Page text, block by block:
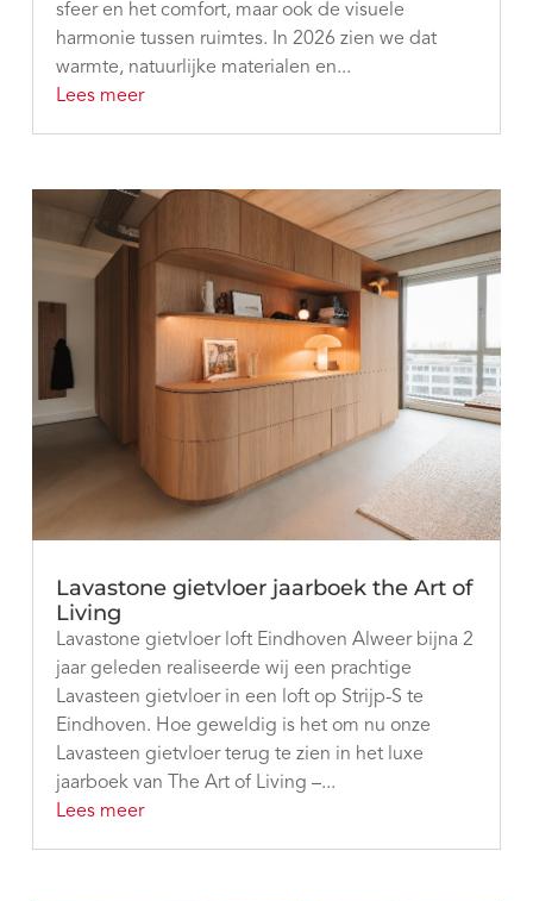
sfeer en het comfort, maar ook de visuele
harmonie tussen ruimtes. In 2026 zien we dat
warmte, natuurlijke materialen en...
Lees meer
Lavastone gietvloer jaarboek the Art of
Living
Lavastone gietvloer loft Eindhoven Alweer bijna 2
jaar geleden realiseerde wij een prachtige
Lavasteen gietvloer in een loft op Strijp-S te
Eindhoven. Hoe geweldig is het om nu onze
Lavasteen gietvloer terug te zien in het luxe
jaarboek van The Art of Living –...
Lees meer